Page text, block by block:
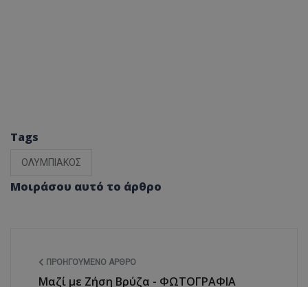
Tags
ΟΛΥΜΠΙΑΚΟΣ
Μοιράσου αυτό το άρθρο
ΠΡΟΗΓΟΎΜΕΝΟ ΆΡΘΡΟ
Μαζί με Ζήση Βρύζα - ΦΩΤΟΓΡΑΦΙΑ